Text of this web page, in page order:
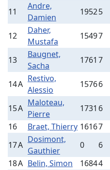
11
Andre,
Damien
19525
12
Daher,
Mustafa
15497
13
Baugnet,
Sacha
1761 7
14A
Restivo,
Alessio
15766
15A
Maloteau,
Pierre
1731 6
16
Braet, Thierry 16167
17A
Dosimont,
Gauthier
0 6
18A Belin, Simon 16844